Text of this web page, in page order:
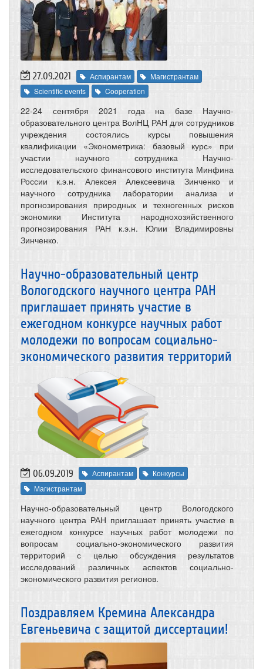
27.09.2021 Аспирантам
Магистрантам
Scientific events
Cooperation
22-24 сентября 2021 года на базе Научно-
образовательного центра ВолНЦ РАН для сотрудников
учреждения состоялись курсы повышения
квалификации «Эконометрика: базовый курс» при
участии научного сотрудника Научно-
исследовательского финансового института Минфина
России к.э.н. Алексея Алексеевича Зинченко и
научного сотрудника лаборатории анализа и
прогнозирования природных и техногенных рисков
экономики Института народнохозяйственного
прогнозирования РАН к.э.н. Юлии Владимировны
Зинченко.
Научно-образовательный центр
Вологодского научного центра РАН
приглашает принять участие в
ежегодном конкурсе научных работ
молодежи по вопросам социально-
экономического развития территорий
06.09.2019 Аспирантам
Конкурсы
Магистрантам
Научно-образовательный центр Вологодского
научного центра РАН приглашает принять участие в
ежегодном конкурсе научных работ молодежи по
вопросам социально-экономического развития
территорий с целью обсуждения результатов
исследований различных аспектов социально-
экономического развития регионов.
Поздравляем Кремина Александра
Евгеньевича с защитой диссертации!